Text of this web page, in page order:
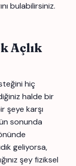
bulabilirsiniz.
Açlık
hiç
halde bir
şeye karşı
sonunda
geliyorsa,
şey fiziksel